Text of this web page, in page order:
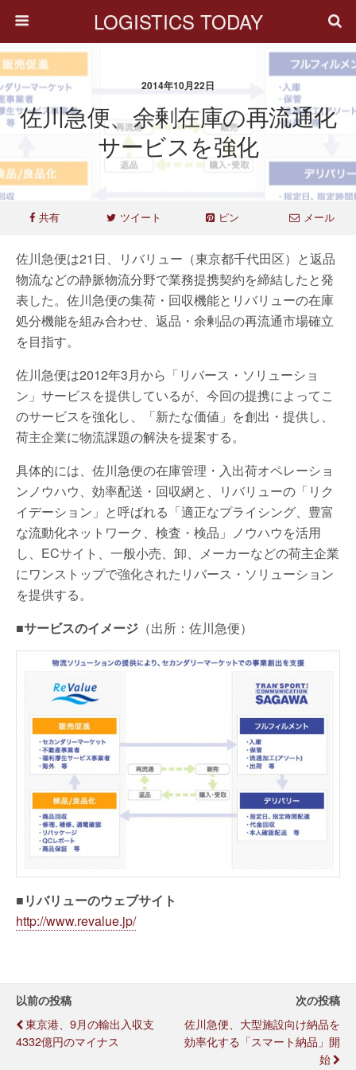
LOGISTICS TODAY
2014年10月22日
佐川急便、余剰在庫の再流通化
サービスを強化
共有 ツイート ピン メール
佐川急便は21日、リバリュー（東京都千代田区）と返品
物流などの静脈物流分野で業務提携契約を締結したと発
表した。佐川急便の集荷・回収機能とリバリューの在庫
処分機能を組み合わせ、返品・余剰品の再流通市場確立
を目指す。
佐川急便は2012年3月から「リバース・ソリューショ
ン」サービスを提供しているが、今回の提携によってこ
のサービスを強化し、「新たな価値」を創出・提供し、
荷主企業に物流課題の解決を提案する。
具体的には、佐川急便の在庫管理・入出荷オペレーショ
ンノウハウ、効率配送・回収網と、リバリューの「リク
イデーション」と呼ばれる「適正なプライシング、豊富
な流動化ネットワーク、検査・検品」ノウハウを活用
し、ECサイト、一般小売、卸、メーカーなどの荷主企業
にワンストップで強化されたリバース・ソリューション
を提供する。
■サービスのイメージ （出所：佐川急便）
■リバリューのウェブサイト
http://www.revalue.jp/
以前の投稿
東京港、9月の輸出入収支
4332億円のマイナス
次の投稿
佐川急便、大型施設向け納品を
効率化する「スマート納品」開
始